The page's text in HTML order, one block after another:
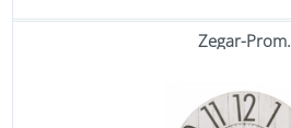
Zegar-Prom.